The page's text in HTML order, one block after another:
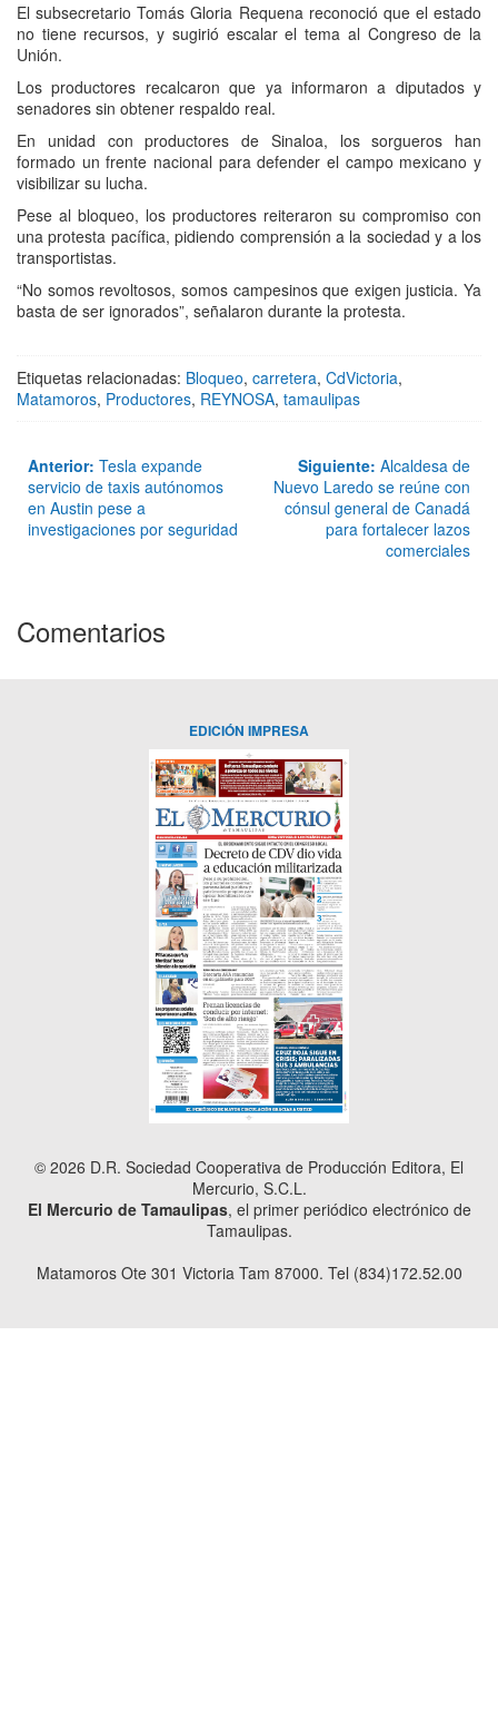
El subsecretario Tomás Gloria Requena reconoció que el estado
no tiene recursos, y sugirió escalar el tema al Congreso de la
Unión.
Los productores recalcaron que ya informaron a diputados y
senadores sin obtener respaldo real.
En unidad con productores de Sinaloa, los sorgueros han
formado un frente nacional para defender el campo mexicano y
visibilizar su lucha.
Pese al bloqueo, los productores reiteraron su compromiso con
una protesta pacífica, pidiendo comprensión a la sociedad y a los
transportistas.
“No somos revoltosos, somos campesinos que exigen justicia. Ya
basta de ser ignorados”, señalaron durante la protesta.
Etiquetas relacionadas: Bloqueo, carretera, CdVictoria,
Matamoros, Productores, REYNOSA, tamaulipas
Anterior: Tesla expande
servicio de taxis autónomos
en Austin pese a
investigaciones por seguridad
Siguiente: Alcaldesa de
Nuevo Laredo se reúne con
cónsul general de Canadá
para fortalecer lazos
comerciales
Comentarios
EDICIÓN IMPRESA
© 2026 D.R. Sociedad Cooperativa de Producción Editora, El
Mercurio, S.C.L.
El Mercurio de Tamaulipas, el primer periódico electrónico de
Tamaulipas.
Matamoros Ote 301 Victoria Tam 87000. Tel (834)172.52.00